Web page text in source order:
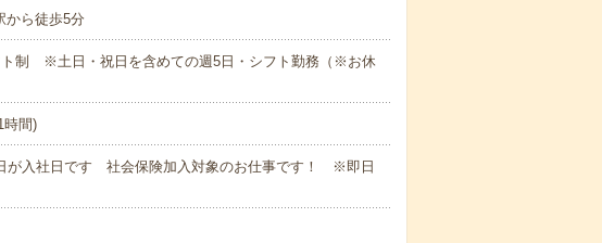
から徒歩5分
制 ※土日・祝日を含めての週5日・シフト勤務（※お休
間)
が入社日です 社会保険加入対象のお仕事です！ ※即日